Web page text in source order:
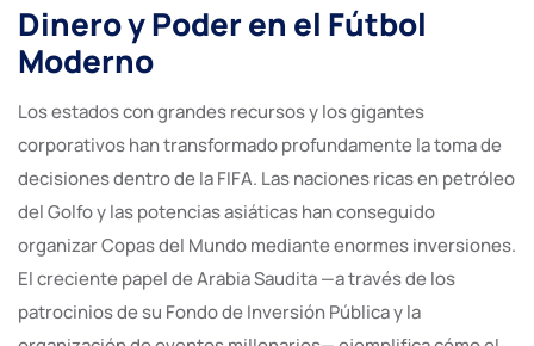
Dinero y Poder en el Fútbol
Moderno
Los estados con grandes recursos y los gigantes
corporativos han transformado profundamente la toma de
decisiones dentro de la FIFA. Las naciones ricas en petróleo
del Golfo y las potencias asiáticas han conseguido
organizar Copas del Mundo mediante enormes inversiones.
El creciente papel de Arabia Saudita —a través de los
patrocinios de su Fondo de Inversión Pública y la